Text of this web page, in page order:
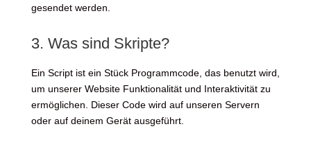
gesendet werden.
3. Was sind Skripte?
Ein Script ist ein Stück Programmcode, das benutzt wird,
um unserer Website Funktionalität und Interaktivität zu
ermöglichen. Dieser Code wird auf unseren Servern
oder auf deinem Gerät ausgeführt.